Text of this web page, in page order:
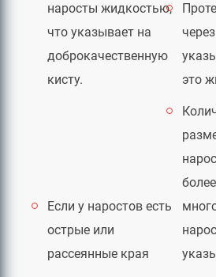
наросты жидкостью,
что указывает на
доброкачественную
кисту.
это
Если у наростов есть
острые или
рассеянные края
более